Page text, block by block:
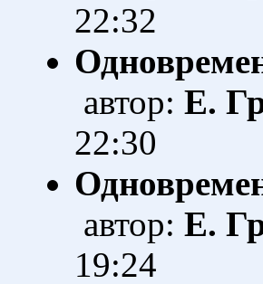
22:32
автор: Е.
22:30
автор: Е.
19:24